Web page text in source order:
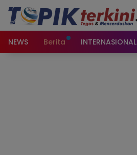
Langsung
konten
NEWS
Berita INTERNASIONAL